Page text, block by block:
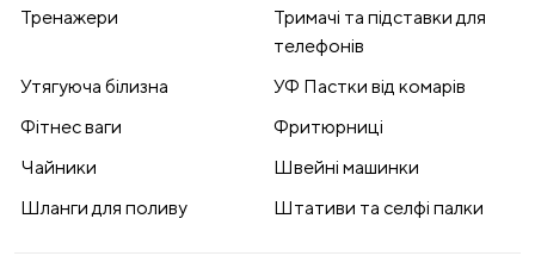
Тренажери
Тримачі та підставки для
телефонів
Утягуюча білизна
УФ Пастки від комарів
Фітнес ваги
Фритюрниці
Чайники
Швейні машинки
Шланги для поливу
Штативи та селфі палки